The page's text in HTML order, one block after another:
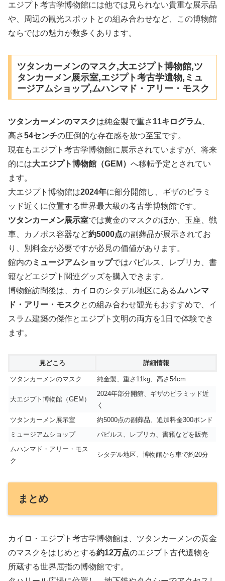
エジプト考古学博物館には他では見られない貴重な展示品
や、周辺の観光スポットとの組み合わせなど、この博物館
ならではの魅力が数多くあります。
ツタンカーメンのマスク,大エジプト博物館,ツ
タンカーメン展示室,エジプト考古学遺物,ミュ
ージアムショップ,ムハンマド・アリー・モスク
ツタンカーメンのマスクは純金製で重さ 11キログラム
高さ54センチの圧倒的な存在感を放つ至宝です。
現在もエジプト考古学博物館に展示されていますが、将来
的には大エジプト博物館（GEM） へ移転予定とされてい
ます。
大エジプト博物館は2024年に部分開館し、ギザのピラミ
ッド近くに位置する世界最大級の考古学博物館です。
ツタンカーメン展示室では黄金のマスクのほか、玉座、戦
車、カノポス容器など約5000点の副葬品が展示されてお
り、別料金が必要ですが必見の価値があります。
館内のミュージアムショップではパピルス、レプリカ、書
籍などエジプト関連グッズを購入できます。
博物館訪問後は、カイロのシタデル地区にあるムハンマ
ド・アリー・モスク との組み合わせ観光もおすすめで、イ
スラム建築の傑作とエジプト文明の両方を1日で体験でき
ます。
見どころ 詳細情報
ツタンカーメンのマスク 純金製、重さ11kg、高さ54cm
大エジプト博物館（GEM）
2024年部分開館、ギザのピラミッド近
く
ツタンカーメン展示室
約5000点の副葬品、追加料金300ポンド
ミュージアムショップ
パピルス、レプリカ、書籍などを販売
ムハンマド・アリー・モス
ク
シタデル地区、博物館から車で約20分
まとめ
カイロ・エジプト考古学博物館は、ツタンカーメンの黄金
のマスクをはじめとする約12万点のエジプト古代遺物を
所蔵する世界屈指の博物館です。